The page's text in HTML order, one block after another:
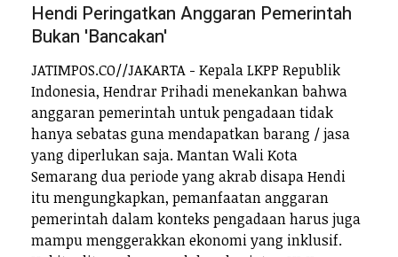
Hendi Peringatkan Anggaran Pemerintah
Bukan 'Bancakan'
JATIMPOS.CO//JAKARTA - Kepala LKPP Republik
Indonesia, Hendrar Prihadi menekankan bahwa
anggaran pemerintah untuk pengadaan tidak
hanya sebatas guna mendapatkan barang / jasa
yang diperlukan saja. Mantan Wali Kota
Semarang dua periode yang akrab disapa Hendi
itu mengungkapkan, pemanfaatan anggaran
pemerintah dalam konteks pengadaan harus juga
mampu menggerakkan ekonomi yang inklusif.